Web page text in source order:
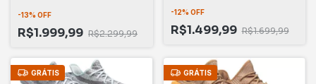
-13% OFF
R$1.999,99 R$2.299,99
-12% OFF
R$1.499,99 R$1.699,99
GRÁTIS GRÁTIS